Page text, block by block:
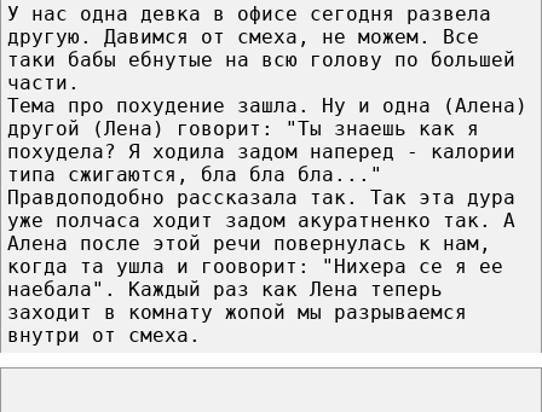
У нас одна девка в офисе сегодня развела
другую. Давимся от смеха, не можем. Все
таки бабы ебнутые на всю голову по большей
части.
Тема про похудение зашла. Ну и одна (Алена)
другой (Лена) говорит: "Ты знаешь как я
похудела? Я ходила задом наперед - калории
типа сжигаются, бла бла бла..."
Правдоподобно рассказала так. Так эта дура
уже полчаса ходит задом акуратненко так. А
Алена после этой речи повернулась к нам,
когда та ушла и гооворит: "Нихера се я ее
наебала". Каждый раз как Лена теперь
заходит в комнату жопой мы разрываемся
внутри от смеха.